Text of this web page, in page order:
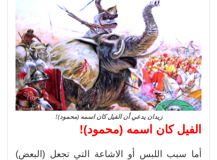
زيدان يدعي أن الفيل كان اسمه (محمود)!
الفيل كان اسمه (محمود)!
أما سبب اللبس أو الاشاعة التي تجعل (البعض)